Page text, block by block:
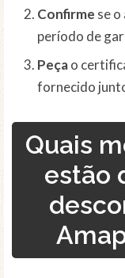
Confirme se
período de
Peçao
fornecido
Quais
estão